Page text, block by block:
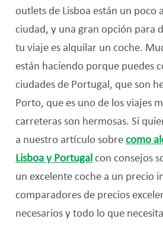
outlets de Lisboa están un poco
ciudad, y una gran opción para
tu viaje es alquilar un coche.
están haciendo porque puedes
ciudades de Portugal, que son
Porto, que es uno de los viajes
carreteras son hermosas. Si
a nuestro artículo sobre como
Lisboa y Portugalcon consejos
un excelente coche a un precio
comparadores de precios
necesarios y todo lo que